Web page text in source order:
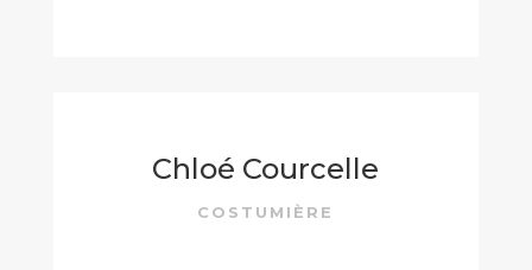
Chloé Courcelle
COSTUMIÈRE